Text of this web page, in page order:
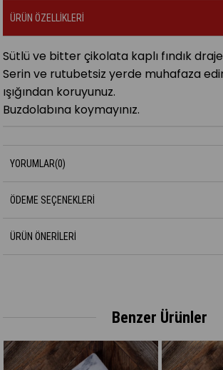
ÜRÜN ÖZELLIKLERI
Sütlü ve bitter çikolata kaplı fındık
Serin ve rutubetsiz yerde muhafaza
ışığından koruyunuz.
Buzdolabına koymayınız.
YORUMLAR(0)
ÖDEME SEÇENEKLERI
ÜRÜN ÖNERILERI
Benzer Ürünler